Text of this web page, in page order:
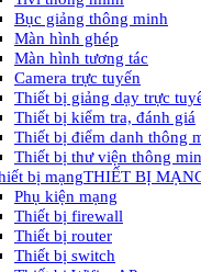
Bục giảng thông minh
Màn hình ghép
Màn hình tương tác
Camera trực tuyến
Thiết bị giảng dạy trực
Thiết bị kiểm tra, đánh giá
Thiết bị điểm danh thông
Thiết bị thư viện thông
THIẾT BỊ
Phụ kiện mạng
Thiết bị firewall
Thiết bị router
Thiết bị switch